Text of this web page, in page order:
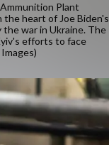
Plant
the heart of Joe Biden's
war in Ukraine. The
efforts to face